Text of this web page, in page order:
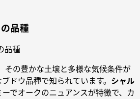
品種
その豊かな土壌と多様な気候条件が
ドウ品種で知られています。 シャル
でオークのニュアンスが特徴で、カ